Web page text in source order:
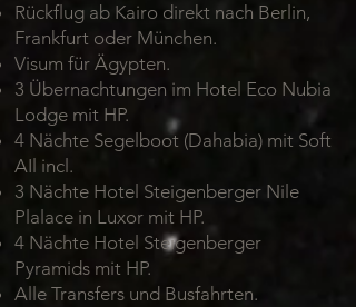
Rückflug ab Kairo direkt nach Berlin,
Frankfurt oder München.
Visum für Ägypten.
3 Übernachtungen im Hotel Eco Nubia
Lodge mit HP.
4 Nächte Segelboot (Dahabia) mit Soft
AIl incl.
3 Nächte Hotel Steigenberger Nile
Plalace in Luxor mit HP.
4 Nächte Hotel Steigenberger
Pyramids mit HP.
Alle Transfers und Busfahrten.